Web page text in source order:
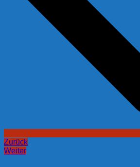
Zurück
Weiter